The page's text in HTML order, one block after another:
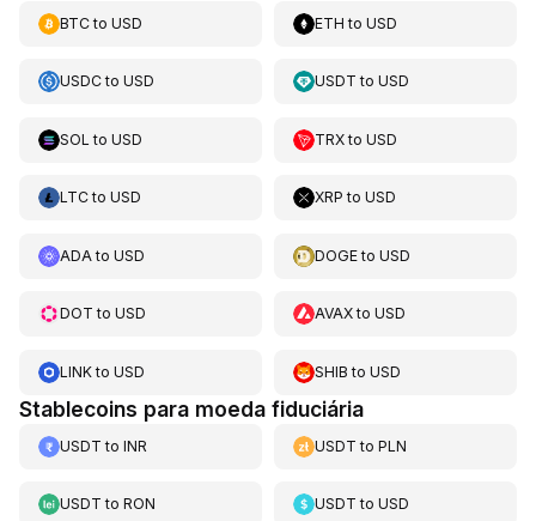
BTCto USD ETH toUSD
USDCto USD USDT toUSD
SOL to USD TRXtoUSD
LTCto USD XRP toUSD
ADA to USD DOGEtoUSD
DOT to USD AVAXtoUSD
LINKto USD SHIB toUSD
Stablecoins para moeda fiduciária
USDT to INR USDT toPLN
USDT to RON USDT toUSD